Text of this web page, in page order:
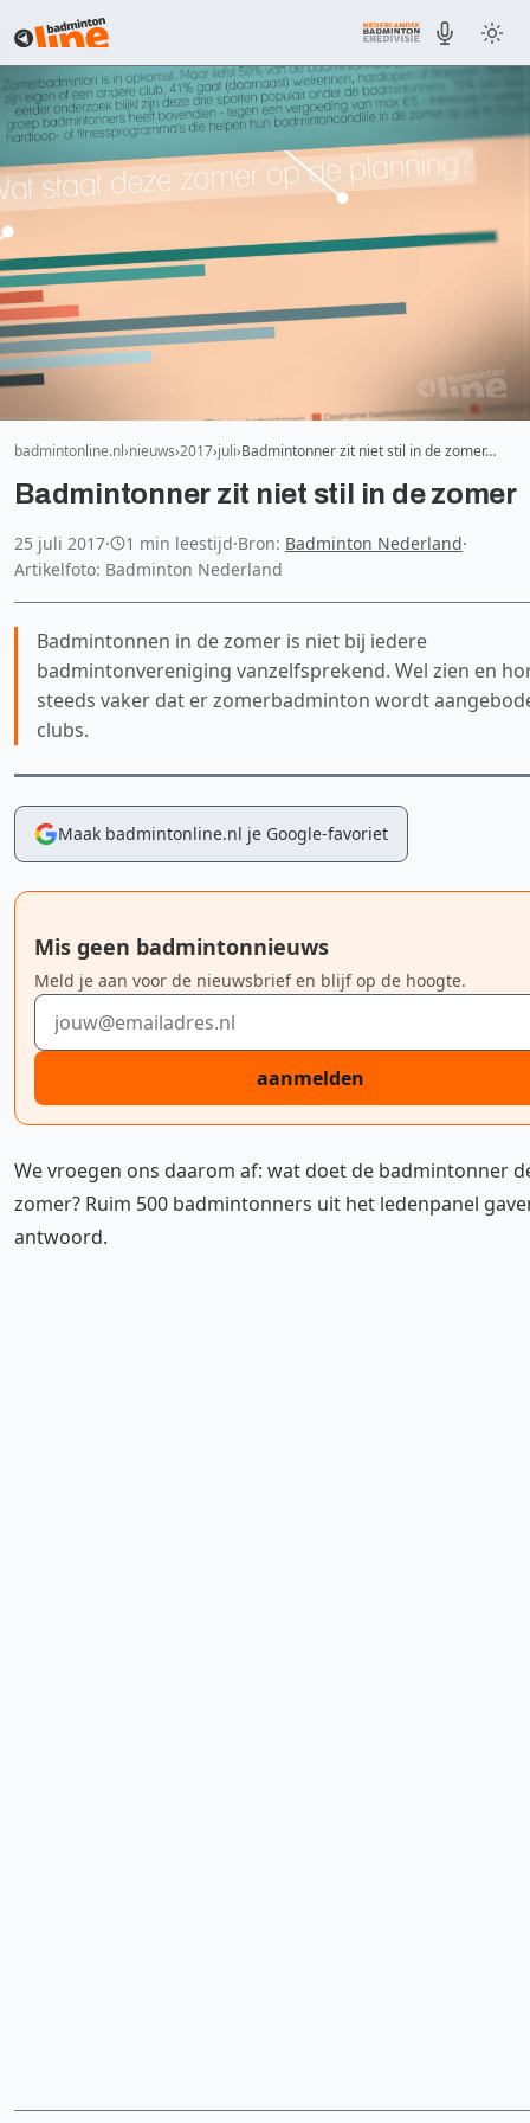
badmintonline.nl nieuws 2017 juli Badmintonner zit niet stil in de zomer…
Badmintonner zit niet stil in de zomer
25 juli 2017· 1 min leestijd·Bron: Badminton Nederland·
Artikelfoto: Badminton Nederland
Badmintonnen in de zomer is niet bij iedere
badmintonvereniging vanzelfsprekend. Wel zien en
steeds vaker dat er zomerbadminton wordt
clubs.
Maak badmintonline.nl je Google-favoriet
Mis geen badmintonnieuws
Meld je aan voor de nieuwsbrief en blijf op de hoogte.
E-mailadres
aanmelden
We vroegen ons daarom af: wat doet de badmintonner
zomer? Ruim 500 badmintonners uit het ledenpanel
antwoord.